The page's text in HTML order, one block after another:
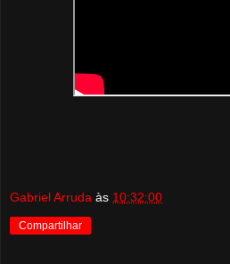
Gabriel Arruda às 10:32:00
Compartilhar